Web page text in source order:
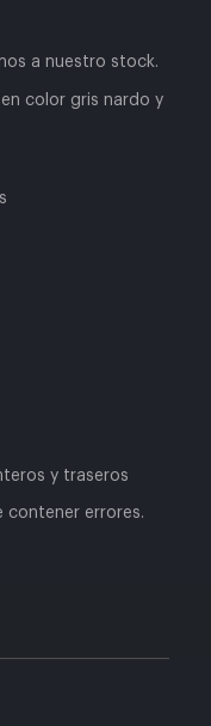
a nuestro stock.
color gris nardo y
y traseros
contener errores.